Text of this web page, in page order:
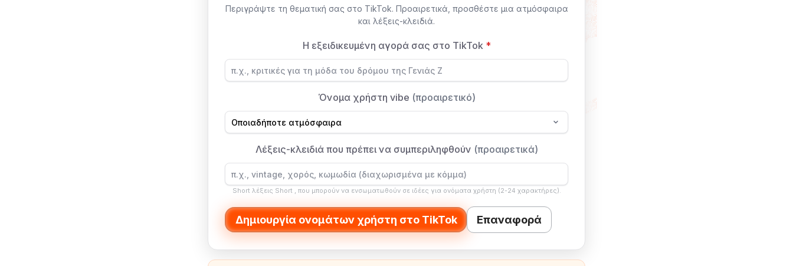
Περιγράψτε τη θεματική σας στο TikTok. Προαιρετικά, προσθέστε μια ατμόσφαιρα
και λέξεις-κλειδιά.
Η εξειδικευμένη αγορά σας στο TikTok *
Όνομα χρήστη vibe (προαιρετικό)
Λέξεις-κλειδιά που πρέπει να συμπεριληφθούν (προαιρετικά)
Short λέξεις Short , που μπορούν να ενσωματωθούν σε ιδέες για ονόματα χρήστη (2-24 χαρακτήρες).
Δημιουργία ονομάτων χρήστη στο TikTok Επαναφορά